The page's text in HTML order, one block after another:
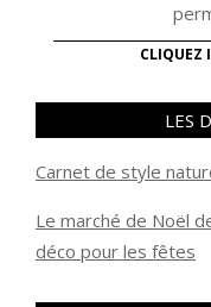
CLIQUEZ
LES
Carnet de style
Le marché de Noël
déco pour les fêtes